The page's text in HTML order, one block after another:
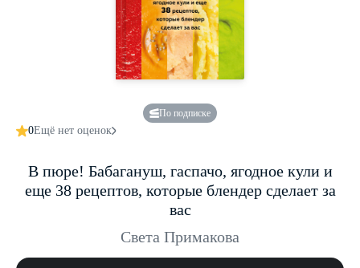
По подписке
0Ещё нет оценок
В пюре! Бабагануш, гаспачо, ягодное кули и
еще 38 рецептов, которые блендер сделает за
вас
Света Примакова